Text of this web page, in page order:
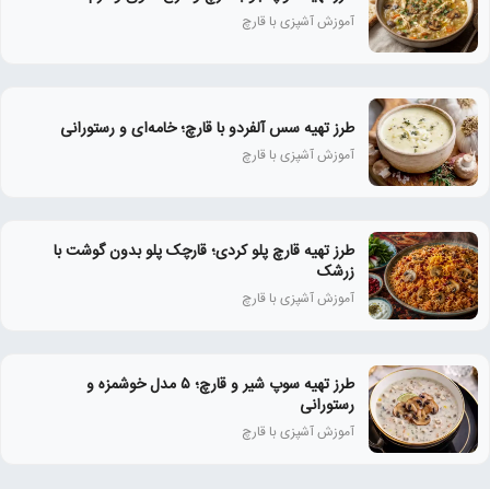
آموزش آشپزی با قارچ
طرز تهیه سس آلفردو با قارچ؛ خامه‌ای و رستورانی
آموزش آشپزی با قارچ
طرز تهیه قارچ پلو کردی؛ قارچک پلو بدون گوشت با
زرشک
آموزش آشپزی با قارچ
طرز تهیه سوپ شیر و قارچ؛ ۵ مدل خوشمزه و
رستورانی
آموزش آشپزی با قارچ